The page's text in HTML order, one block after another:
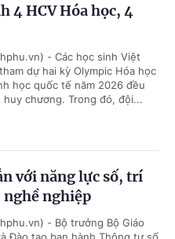
4 HCV Hóa học, 4
- Các học sinh Việt
dự hai kỳ Olympic Hóa học
học quốc tế năm 2026 đều
huy chương. Trong đó, đội...
với năng lực số, trí
nghề nghiệp
- Bộ trưởng Bộ Giáo
Đào tạo ban hành Thông tư số